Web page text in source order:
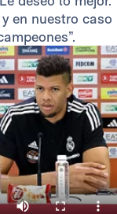
en nuestro caso